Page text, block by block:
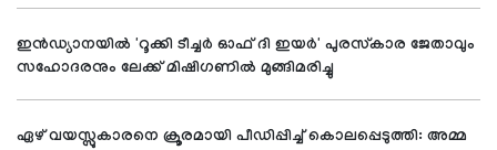
ഇന്‍ഡ്യാനയില്‍ 'റൂക്കി ടീച്ചര്‍ ഓഫ് ദി ഇയര്‍' പുരസ്‌കാര ജേതാവും
സഹോദരനും ലേക്ക് മിഷിഗണില്‍ മുങ്ങിമരിച്ചു
ഏഴ് വയസ്സുകാരനെ ക്രൂരമായി പീഡിപ്പിച്ച് കൊലപ്പെടുത്തി: അമ്മ